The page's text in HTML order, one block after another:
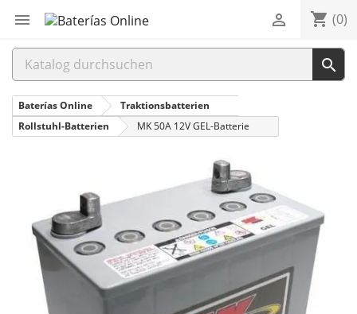
 shopping_cart (0)


Baterías Online
Traktionsbatterien
Rollstuhl-Batterien
MK 50A 12V GEL-Batterie